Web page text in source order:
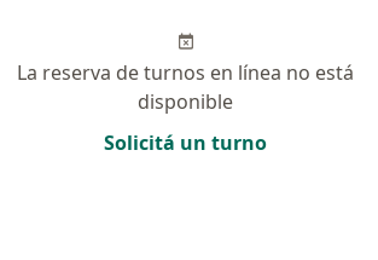
La reserva de turnos en línea no está
disponible
Solicitá un turno